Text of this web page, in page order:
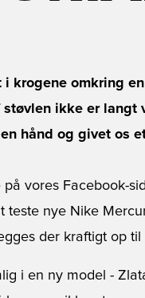
krogene omkring
støvlen ikke er
hånd og givet os
vores Facebook-
teste nye Nike
der kraftigt op til
i en ny model -